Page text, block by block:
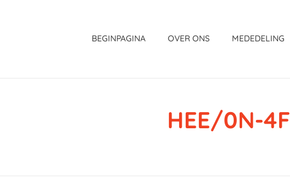
BEGINPAGINA OVER ONS MEDEDELING
HEE/0N-4F